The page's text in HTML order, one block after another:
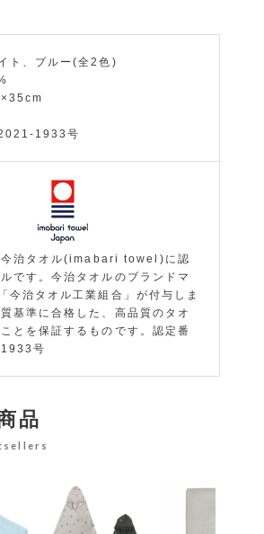
ト、ブルー(全2色)
1933号
今治タオル(imabari towel)に認
です。今治タオルのブランドマ
今治タオル工業組合」が付与しま
基準に合格した、高品質のタオ
とを保証するものです。認定番
号
品